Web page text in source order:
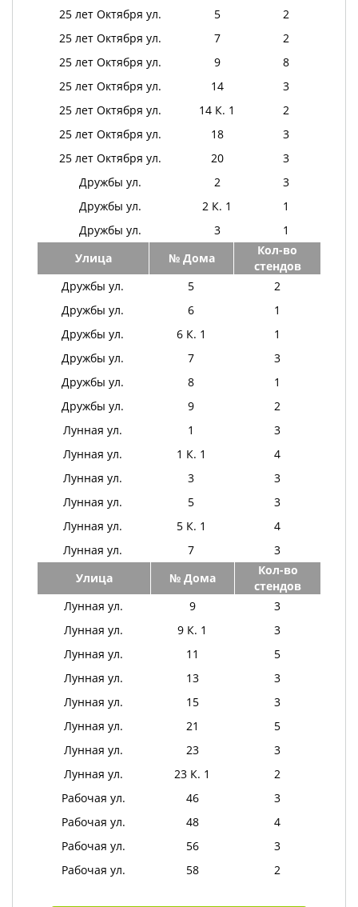
25 лет Октября ул.
5
2
25 лет Октября ул.
7
2
25 лет Октября ул.
9
8
25 лет Октября ул.
14
3
25 лет Октября ул.
14 К. 1
2
25 лет Октября ул.
18
3
25 лет Октября ул.
20
3
Дружбы ул.
2
3
Дружбы ул.
2 К. 1
1
Дружбы ул.
3
1
Улица
№ Дома
Кол-во
стендов
Дружбы ул.
5
2
Дружбы ул.
6
1
Дружбы ул.
6 К. 1
1
Дружбы ул.
7
3
Дружбы ул.
8
1
Дружбы ул.
9
2
Лунная ул.
1
3
Лунная ул.
1 К. 1
4
Лунная ул.
3
3
Лунная ул.
5
3
Лунная ул.
5 К. 1
4
Лунная ул.
7
3
Улица
№ Дома
Кол-во
стендов
Лунная ул.
9
3
Лунная ул.
9 К. 1
3
Лунная ул.
11
5
Лунная ул.
13
3
Лунная ул.
15
3
Лунная ул.
21
5
Лунная ул.
23
3
Лунная ул.
23 К. 1
2
Рабочая ул.
46
3
Рабочая ул.
48
4
Рабочая ул.
56
3
Рабочая ул.
58 2